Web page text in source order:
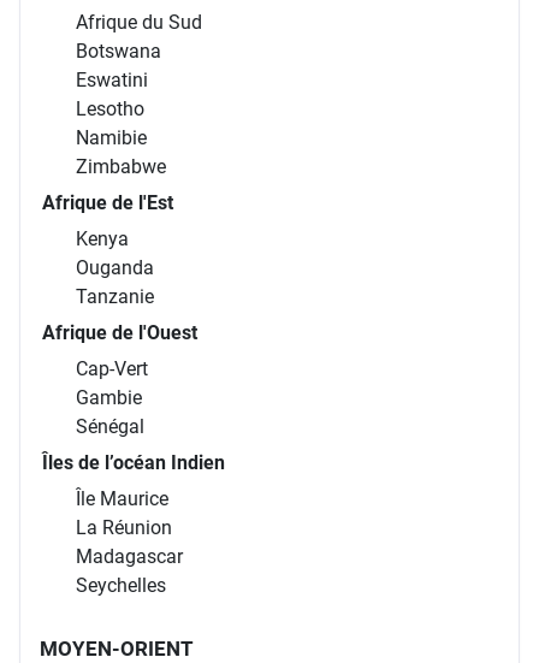
Afrique du Sud
Botswana
Eswatini
Lesotho
Namibie
Zimbabwe
Afrique de l'Est
Kenya
Ouganda
Tanzanie
Afrique de l'Ouest
Cap-Vert
Gambie
Sénégal
Îles de l’océan Indien
Île Maurice
La Réunion
Madagascar
Seychelles
MOYEN-ORIENT